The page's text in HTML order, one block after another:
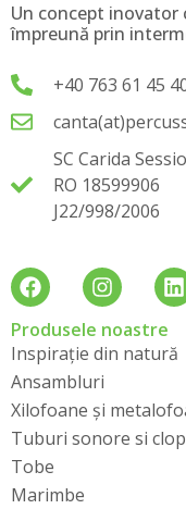
Un concept inovator
împreună prin
+40 763 61 45
SC Carida
RO 18599906
J22/998/2006
Produsele noastre
Inspirație din natură
Ansambluri
Xilofoane și
Tuburi sonore si
Tobe
Marimbe